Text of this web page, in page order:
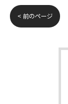
< 前のページ